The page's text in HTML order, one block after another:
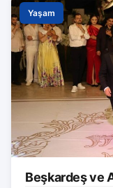
Yaşam
Beşkardeş ve